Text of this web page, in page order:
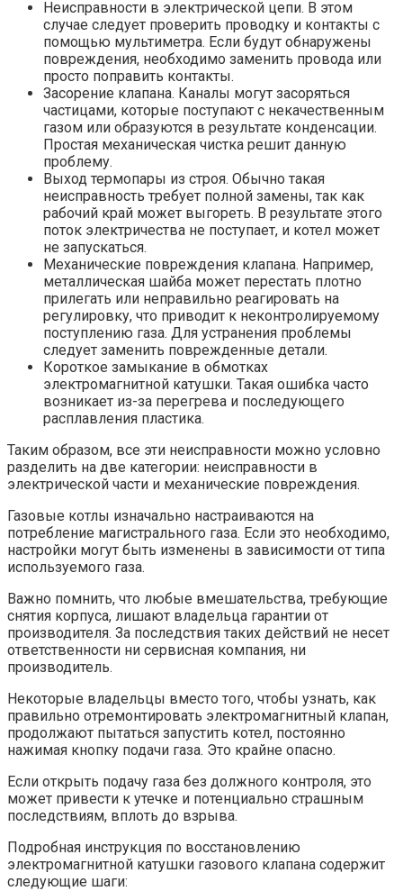
Неисправности в электрической цепи. В этом
случае следует проверить проводку и контакты с
помощью мультиметра. Если будут обнаружены
повреждения, необходимо заменить провода или
просто поправить контакты.
Засорение клапана. Каналы могут засоряться
частицами, которые поступают с некачественным
газом или образуются в результате конденсации.
Простая механическая чистка решит данную
проблему.
Выход термопары из строя. Обычно такая
неисправность требует полной замены, так как
рабочий край может выгореть. В результате этого
поток электричества не поступает, и котел может
не запускаться.
Механические повреждения клапана. Например,
металлическая шайба может перестать плотно
прилегать или неправильно реагировать на
регулировку, что приводит к неконтролируемому
поступлению газа. Для устранения проблемы
следует заменить поврежденные детали.
Короткое замыкание в обмотках
электромагнитной катушки. Такая ошибка часто
возникает из-за перегрева и последующего
расплавления пластика.
Таким образом, все эти неисправности можно условно
разделить на две категории: неисправности в
электрической части и механические повреждения.
Газовые котлы изначально настраиваются на
потребление магистрального газа. Если это необходимо,
настройки могут быть изменены в зависимости от типа
используемого газа.
Важно помнить, что любые вмешательства, требующие
снятия корпуса, лишают владельца гарантии от
производителя. За последствия таких действий не несет
ответственности ни сервисная компания, ни
производитель.
Некоторые владельцы вместо того, чтобы узнать, как
правильно отремонтировать электромагнитный клапан,
продолжают пытаться запустить котел, постоянно
нажимая кнопку подачи газа. Это крайне опасно.
Если открыть подачу газа без должного контроля, это
может привести к утечке и потенциально страшным
последствиям, вплоть до взрыва.
Подробная инструкция по восстановлению
электромагнитной катушки газового клапана содержит
следующие шаги: